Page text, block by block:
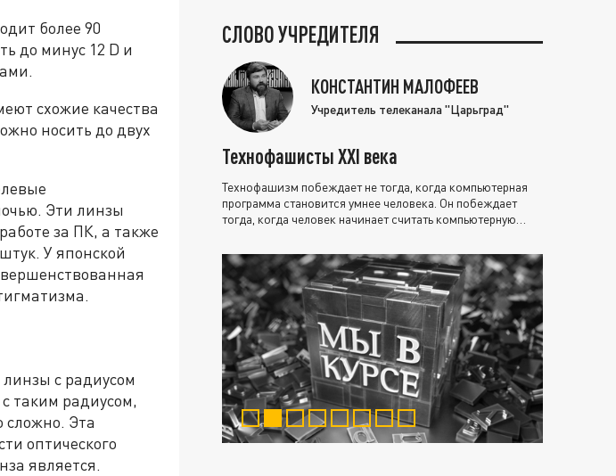
более 90
до минус 12 D и
схожие качества
носить до двух
Эти линзы
за ПК, а также
У японской
с радиусом
таким радиусом,
сложно. Эта
оптического
является.
СЛОВО УЧРЕДИТЕЛЯ
КОНСТАНТИН МАЛОФЕЕВ
Учредитель телеканала "Царьград"
Технофашисты XXI века
Технофашизм побеждает не тогда, когда компьютерная
программа становится умнее человека. Он побеждает
тогда, когда человек начинает считать компьютерную